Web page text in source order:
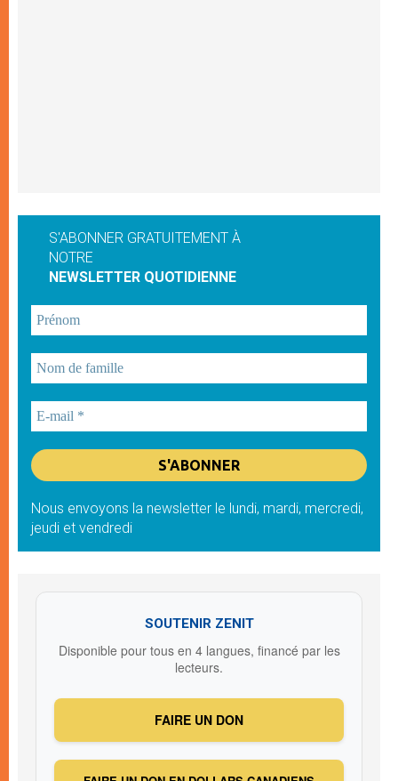
S'ABONNER GRATUITEMENT À
NOTRE
NEWSLETTER QUOTIDIENNE
Nous envoyons la newsletter le lundi, mardi, mercredi,
jeudi et vendredi
SOUTENIR ZENIT
Disponible pour tous en 4 langues, financé par les
lecteurs.
FAIRE UN DON